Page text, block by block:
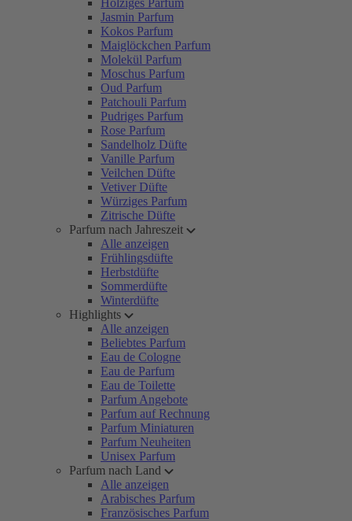
Holziges Parfum
Jasmin Parfum
Kokos Parfum
Maiglöckchen Parfum
Molekül Parfum
Moschus Parfum
Oud Parfum
Patchouli Parfum
Pudriges Parfum
Rose Parfum
Sandelholz Düfte
Vanille Parfum
Veilchen Düfte
Vetiver Düfte
Würziges Parfum
Zitrische Düfte
Parfum nach Jahreszeit
Alle anzeigen
Frühlingsdüfte
Herbstdüfte
Sommerdüfte
Winterdüfte
Highlights
Alle anzeigen
Beliebtes Parfum
Eau de Cologne
Eau de Parfum
Eau de Toilette
Parfum Angebote
Parfum auf Rechnung
Parfum Miniaturen
Parfum Neuheiten
Unisex Parfum
Parfum nach Land
Alle anzeigen
Arabisches Parfum
Französisches Parfum